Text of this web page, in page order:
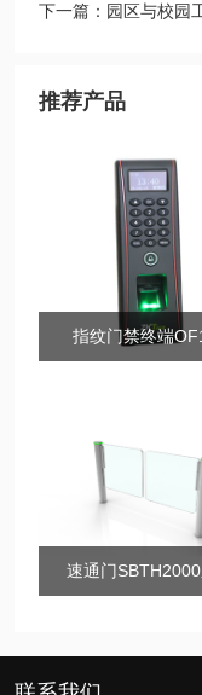
下一篇：园区与校园
推荐产品
指纹门禁终端
速通门SBTH2000